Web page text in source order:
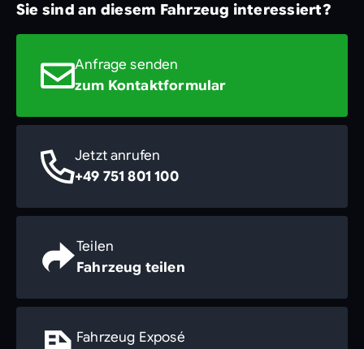
Sie sind an diesem Fahrzeug interessiert?
Anfrage senden
zum Kontaktformular
Jetzt anrufen
+49 751 801 100
Teilen
Fahrzeug teilen
Fahrzeug Exposé